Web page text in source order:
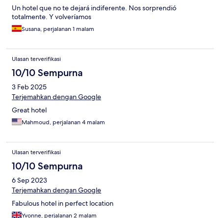
Un hotel que no te dejará indiferente. Nos sorprendió
totalmente. Y volveríamos
Susana, perjalanan 1 malam
Ulasan terverifikasi
10/10 Sempurna
3 Feb 2025
Terjemahkan dengan Google
Great hotel
Mahmoud, perjalanan 4 malam
Ulasan terverifikasi
10/10 Sempurna
6 Sep 2023
Terjemahkan dengan Google
Fabulous hotel in perfect location
Yvonne, perjalanan 2 malam